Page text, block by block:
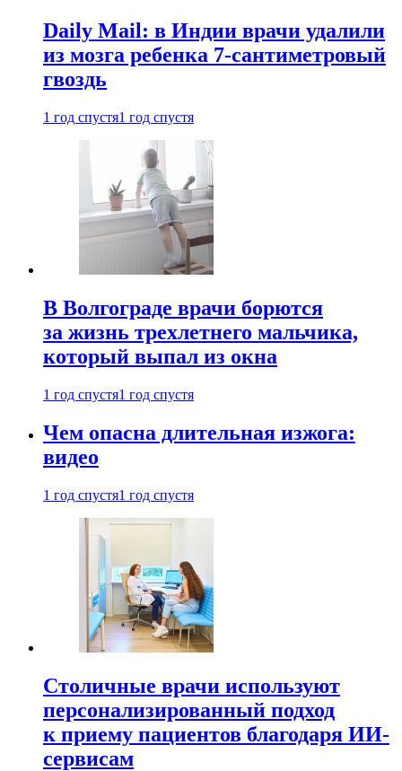
Daily Mail: в Индии врачи удалили
из мозга ребенка 7-сантиметровый
гвоздь
1 год спустя1 год спустя
В Волгограде врачи борются
за жизнь трехлетнего мальчика,
который выпал из окна
1 год спустя1 год спустя
Чем опасна длительная изжога:
видео
1 год спустя1 год спустя
Столичные врачи используют
персонализированный подход
к приему пациентов благодаря ИИ-
сервисам